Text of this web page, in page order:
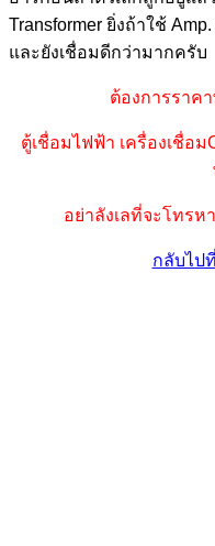
Transformer ยิ่งถ้าใช้
และยังเชื่อมดีกว่ามากครับ
ต้องการราค
ตู้เชื่อมไฟฟ้า เครื่องเชื่อม
อย่าลังเลที่จะโทรห
กลับไป